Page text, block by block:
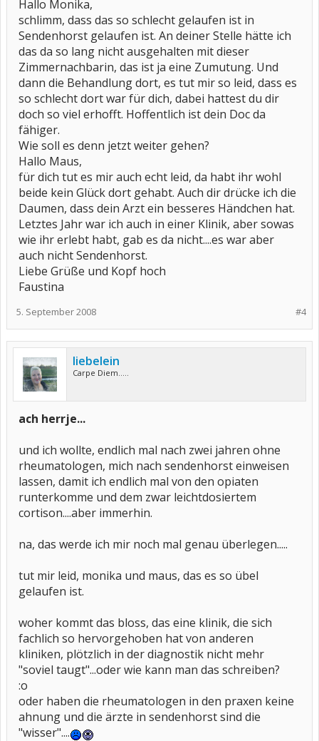
Hallo Monika,
schlimm, dass das so schlecht gelaufen ist in
Sendenhorst gelaufen ist. An deiner Stelle hätte ich
das da so lang nicht ausgehalten mit dieser
Zimmernachbarin, das ist ja eine Zumutung. Und
dann die Behandlung dort, es tut mir so leid, dass es
so schlecht dort war für dich, dabei hattest du dir
doch so viel erhofft. Hoffentlich ist dein Doc da
fähiger.
Wie soll es denn jetzt weiter gehen?
Hallo Maus,
für dich tut es mir auch echt leid, da habt ihr wohl
beide kein Glück dort gehabt. Auch dir drücke ich die
Daumen, dass dein Arzt ein besseres Händchen hat.
Letztes Jahr war ich auch in einer Klinik, aber sowas
wie ihr erlebt habt, gab es da nicht....es war aber
auch nicht Sendenhorst.
Liebe Grüße und Kopf hoch
Faustina
#4
5. September 2008
liebelein
Carpe Diem.....
ach herrje...
und ich wollte, endlich mal nach zwei jahren ohne
rheumatologen, mich nach sendenhorst einweisen
lassen, damit ich endlich mal von den opiaten
runterkomme und dem zwar leichtdosiertem
cortison....aber immerhin.
na, das werde ich mir noch mal genau überlegen.....
tut mir leid, monika und maus, das es so übel
gelaufen ist.
woher kommt das bloss, das eine klinik, die sich
fachlich so hervorgehoben hat von anderen
kliniken, plötzlich in der diagnostik nicht mehr
"soviel taugt"...oder wie kann man das schreiben?
:o
oder haben die rheumatologen in den praxen keine
ahnung und die ärzte in sendenhorst sind die
"wisser"....